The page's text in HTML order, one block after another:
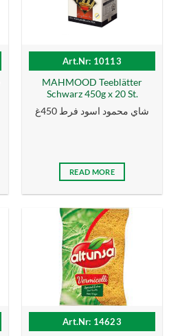
Art.Nr: 10113
MAHMOOD Teeblätter
Schwarz 450g x 20 St.
شاي محمود اسود فرط 450غ
READ MORE
Art.Nr: 14623